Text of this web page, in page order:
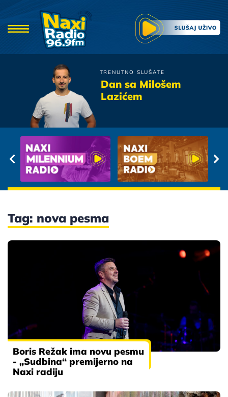
TRENUTNO SLUŠATE
Dan sa Milošem
Lazićem
Prljavo Kazaliste
Ne zovi mama doktora
Tag: nova pesma
Boris Režak ima novu pesmu
- „Sudbina“ premijerno na
Naxi radiju